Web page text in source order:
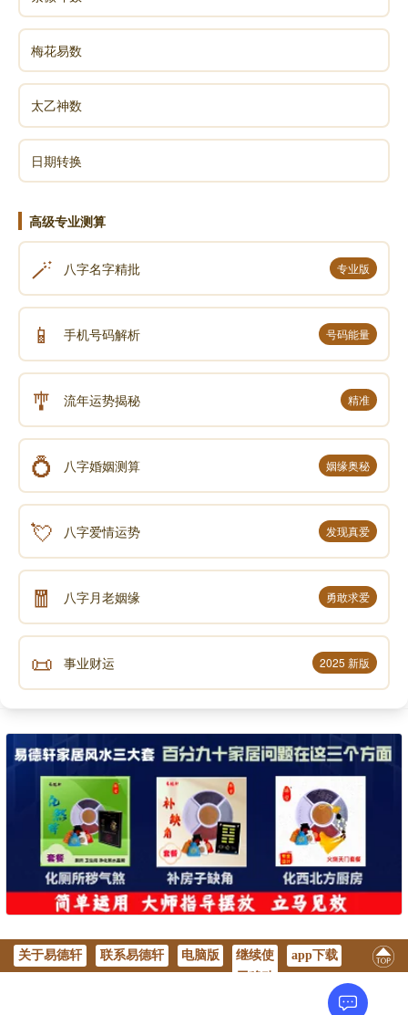
梅花易数
太乙神数
日期转换
高级专业测算
🪄 八字名字精批 专业版
📱 手机号码解析 号码能量
🎐 流年运势揭秘 精准
💍 八字婚姻测算 姻缘奥秘
💘 八字爱情运势 发现真爱
🧧 八字月老姻缘 勇敢求爱
📜 事业财运 2025 新版
关于易德轩 联系易德轩 电脑版
继续使
app下载